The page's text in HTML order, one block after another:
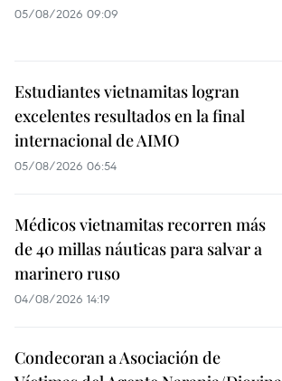
05/08/2026 09:09
Estudiantes vietnamitas logran
excelentes resultados en la final
internacional de AIMO
05/08/2026 06:54
Médicos vietnamitas recorren más
de 40 millas náuticas para salvar a
marinero ruso
04/08/2026 14:19
Condecoran a Asociación de